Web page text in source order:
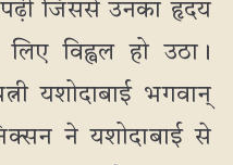
पढ़ी जिससे उनका हृदय
विह्वल हो उठा।
यशोदाबाई भगवान्
ने यशोदाबाई से